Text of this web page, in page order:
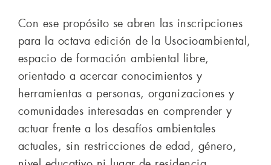
Con ese propósito se abren las inscripciones
para la octava edición de la Usocioambiental,
espacio de formación ambiental libre,
orientado a acercar conocimientos y
herramientas a personas, organizaciones y
comunidades interesadas en comprender y
actuar frente a los desafíos ambientales
actuales, sin restricciones de edad, género,